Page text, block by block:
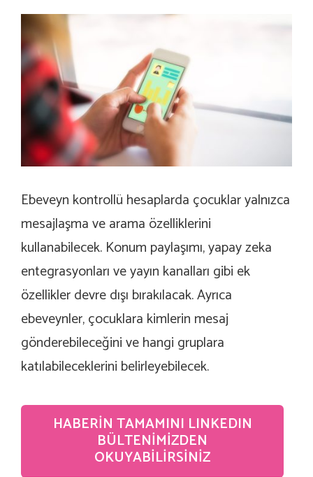
Ebeveyn kontrollü hesaplarda çocuklar yalnızca
mesajlaşma ve arama özelliklerini
kullanabilecek. Konum paylaşımı, yapay zeka
entegrasyonları ve yayın kanalları gibi ek
özellikler devre dışı bırakılacak. Ayrıca
ebeveynler, çocuklara kimlerin mesaj
gönderebileceğini ve hangi gruplara
katılabileceklerini belirleyebilecek.
HABERIN TAMAMINI LINKEDIN
BÜLTENIMIZDEN
OKUYABILIRSINIZ